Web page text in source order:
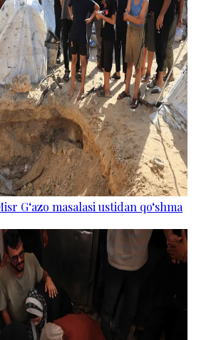
G‘azo masalasi ustidan qo‘shma